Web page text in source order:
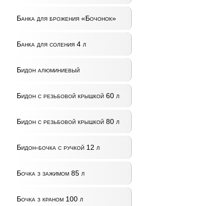
Банка для брожения «Бочонок»
Банка для соления 4 л
Бидон алюминиевый
Бидон с резьбовой крышкой 60 л
Бидон с резьбовой крышкой 80 л
Бидон-бочка с ручкой 12 л
Бочка з зажимом 85 л
Бочка з краном 100 л